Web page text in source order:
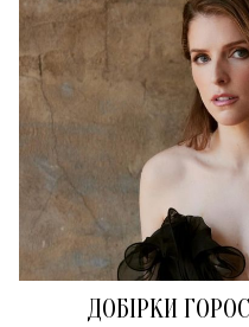
ДОБІРКИ